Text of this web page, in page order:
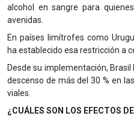
alcohol en sangre para
avenidas.
En países limítrofes como
ha establecido esa restricción a
Desde su implementación,
descenso de más del 30 % en
viales.
¿CUÁLES SON LOS EFECTOS